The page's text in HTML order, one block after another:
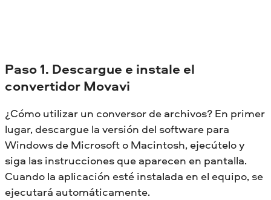
Paso 1. Descargue e instale el
convertidor Movavi
¿Cómo utilizar un conversor de archivos? En primer
lugar, descargue la versión del software para
Windows de Microsoft o Macintosh, ejecútelo y
siga las instrucciones que aparecen en pantalla.
Cuando la aplicación esté instalada en el equipo, se
ejecutará automáticamente.